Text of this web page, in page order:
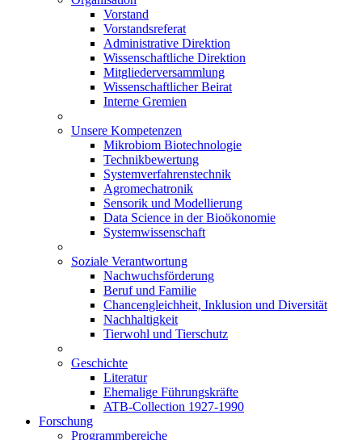
Vorstand
Vorstandsreferat
Administrative Direktion
Wissenschaftliche Direktion
Mitgliederversammlung
Wissenschaftlicher Beirat
Interne Gremien
Unsere Kompetenzen
Mikrobiom Biotechnologie
Technikbewertung
Systemverfahrenstechnik
Agromechatronik
Sensorik und Modellierung
Data Science in der Bioökonomie
Systemwissenschaft
Soziale Verantwortung
Nachwuchsförderung
Beruf und Familie
Chancengleichheit, Inklusion und Diversität
Nachhaltigkeit
Tierwohl und Tierschutz
Geschichte
Literatur
Ehemalige Führungskräfte
ATB-Collection 1927-1990
Forschung
Programmbereiche